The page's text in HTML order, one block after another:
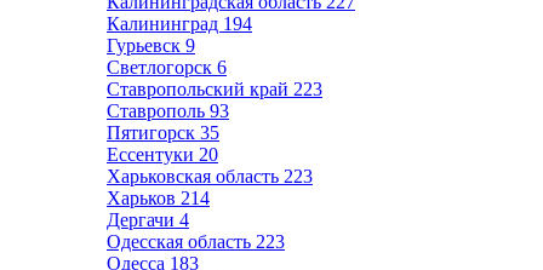
Калининград 194
Гурьевск 9
Светлогорск 6
Ставропольский край 223
Ставрополь 93
Пятигорск 35
Ессентуки 20
Харьковская область 223
Харьков 214
Дергачи 4
Одесская область 223
Одесса 183